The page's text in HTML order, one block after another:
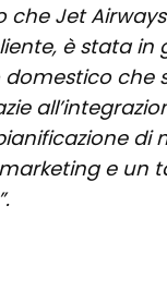
Jet
è stata in
che
di
e un